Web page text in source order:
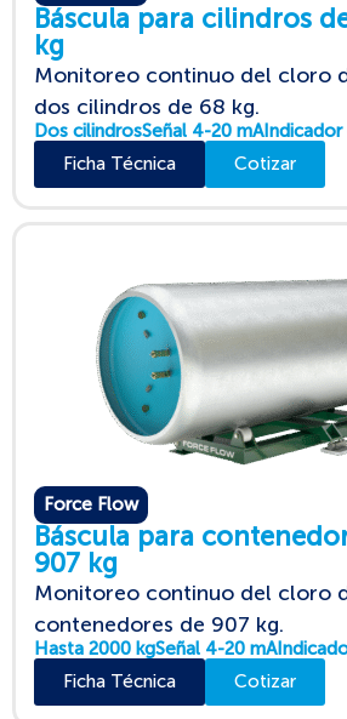
Báscula para cilindros
kg
Monitoreo continuo del cloro
dos cilindros de 68 kg.
Dos cilindrosSeñal 4-20 mAIndicador
Ficha Técnica
Cotizar
Force Flow
Báscula para
907 kg
Monitoreo continuo del cloro
contenedores de 907 kg.
Hasta 2000 kgSeñal 4-20 mA
Ficha Técnica
Cotizar